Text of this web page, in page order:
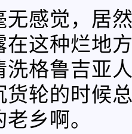
无感觉，居
在这种烂地
格鲁吉亚
货轮的时候
乡啊。